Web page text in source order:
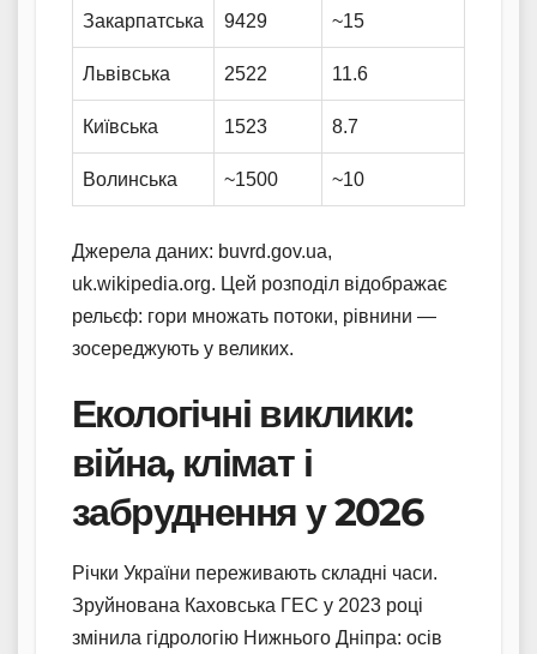
Закарпатська 9429 ~15
Львівська 2522 11.6
Київська 1523 8.7
Волинська ~1500 ~10
Джерела даних: buvrd.gov.ua,
uk.wikipedia.org. Цей розподіл відображає
рельєф: гори множать потоки, рівнини —
зосереджують у великих.
Екологічні виклики:
війна, клімат і
забруднення у 2026
Річки України переживають складні часи.
Зруйнована Каховська ГЕС у 2023 році
змінила гідрологію Нижнього Дніпра: осів